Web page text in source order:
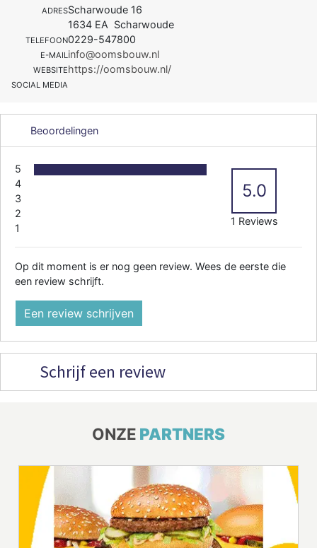
ADRESScharwoude 16
1634 EA Scharwoude
TELEFOON0229-547800
E-MAIL info@oomsbouw.nl
WEBSITEhttps://oomsbouw.nl/
SOCIAL MEDIA
Beoordelingen
5
4
3
2
1
5.0
1 Reviews
Op dit moment is er nog geen review. Wees de eerste die
een review schrijft.
Een review schrijven
Schrijf een review
ONZE PARTNERS